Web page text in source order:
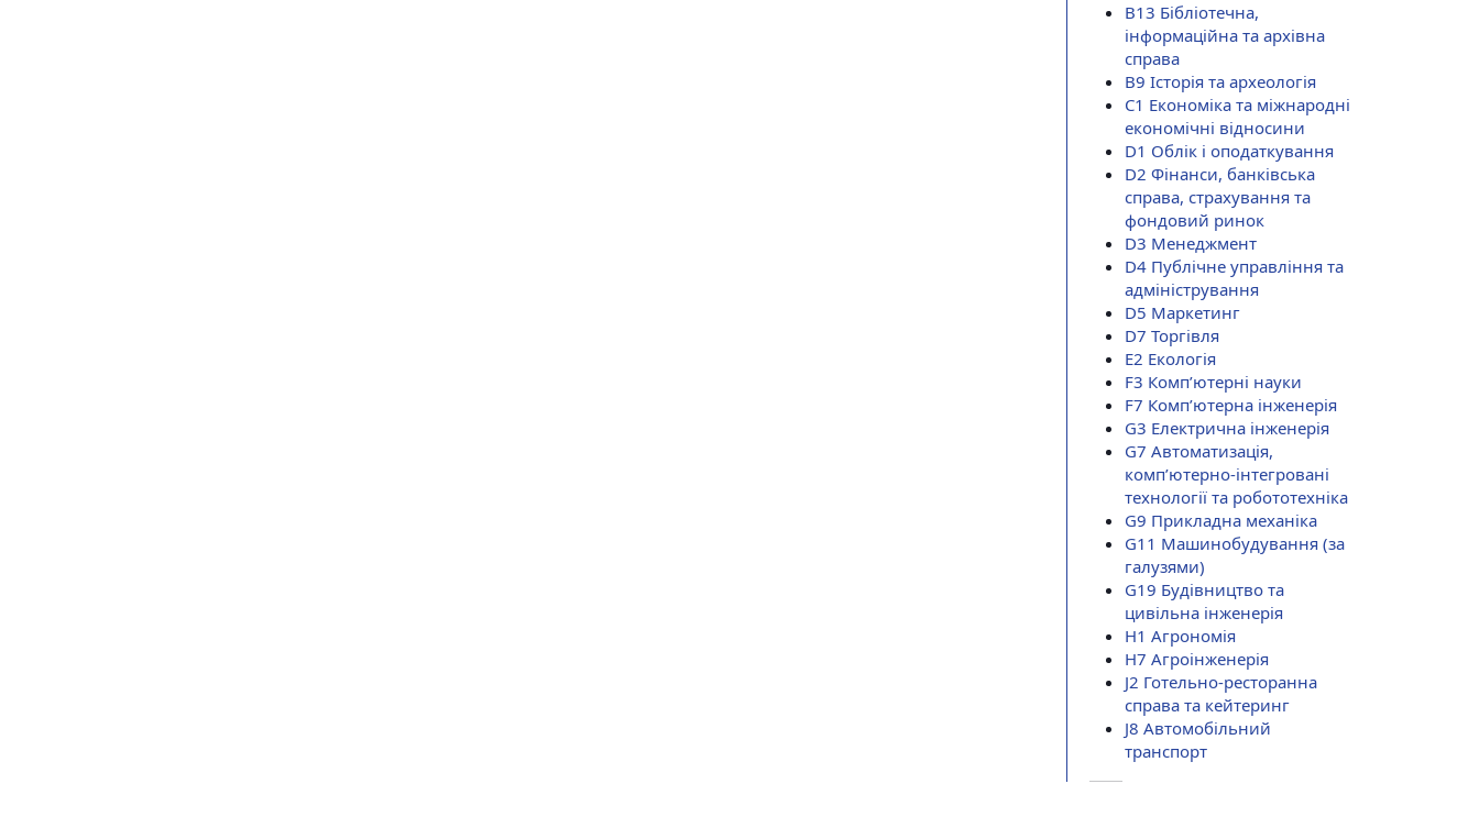
B13 Бібліотечна,
інформаційна та архівна
справа
B9 Історія та археологія
C1 Економіка та міжнародні
економічні відносини
D1 Облік і оподаткування
D2 Фінанси, банківська
справа, страхування та
фондовий ринок
D3 Менеджмент
D4 Публічне управління та
адміністрування
D5 Маркетинг
D7 Торгівля
E2 Екологія
F3 Комп’ютерні науки
F7 Комп’ютерна інженерія
G3 Електрична інженерія
G7 Автоматизація,
комп’ютерно-інтегровані
технології та робототехніка
G9 Прикладна механіка
G11 Машинобудування (за
галузями)
G19 Будівництво та
цивільна інженерія
H1 Агрономія
Н7 Агроінженерія
J2 Готельно-ресторанна
справа та кейтеринг
J8 Автомобільний
транспорт